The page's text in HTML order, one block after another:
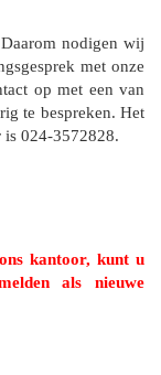
nodigen wij
met onze
op met een van
te bespreken. Het
is 024-3572828.
kantoor, kunt u
als nieuwe